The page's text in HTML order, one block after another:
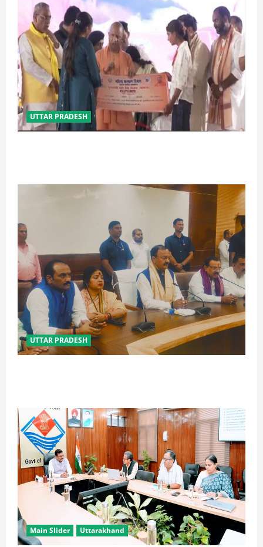
UTTAR PRADESH
UTTAR PRADESH
Main Slider Uttarakhand